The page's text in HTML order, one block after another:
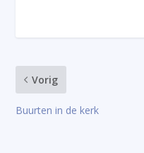
Vorig
Buurten in de kerk